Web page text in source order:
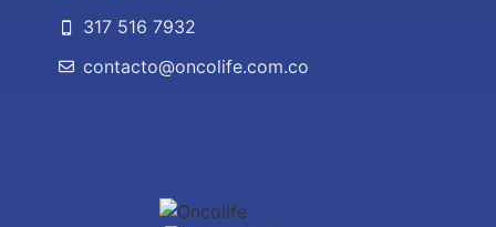
317 516 7932
contacto@oncolife.com.co